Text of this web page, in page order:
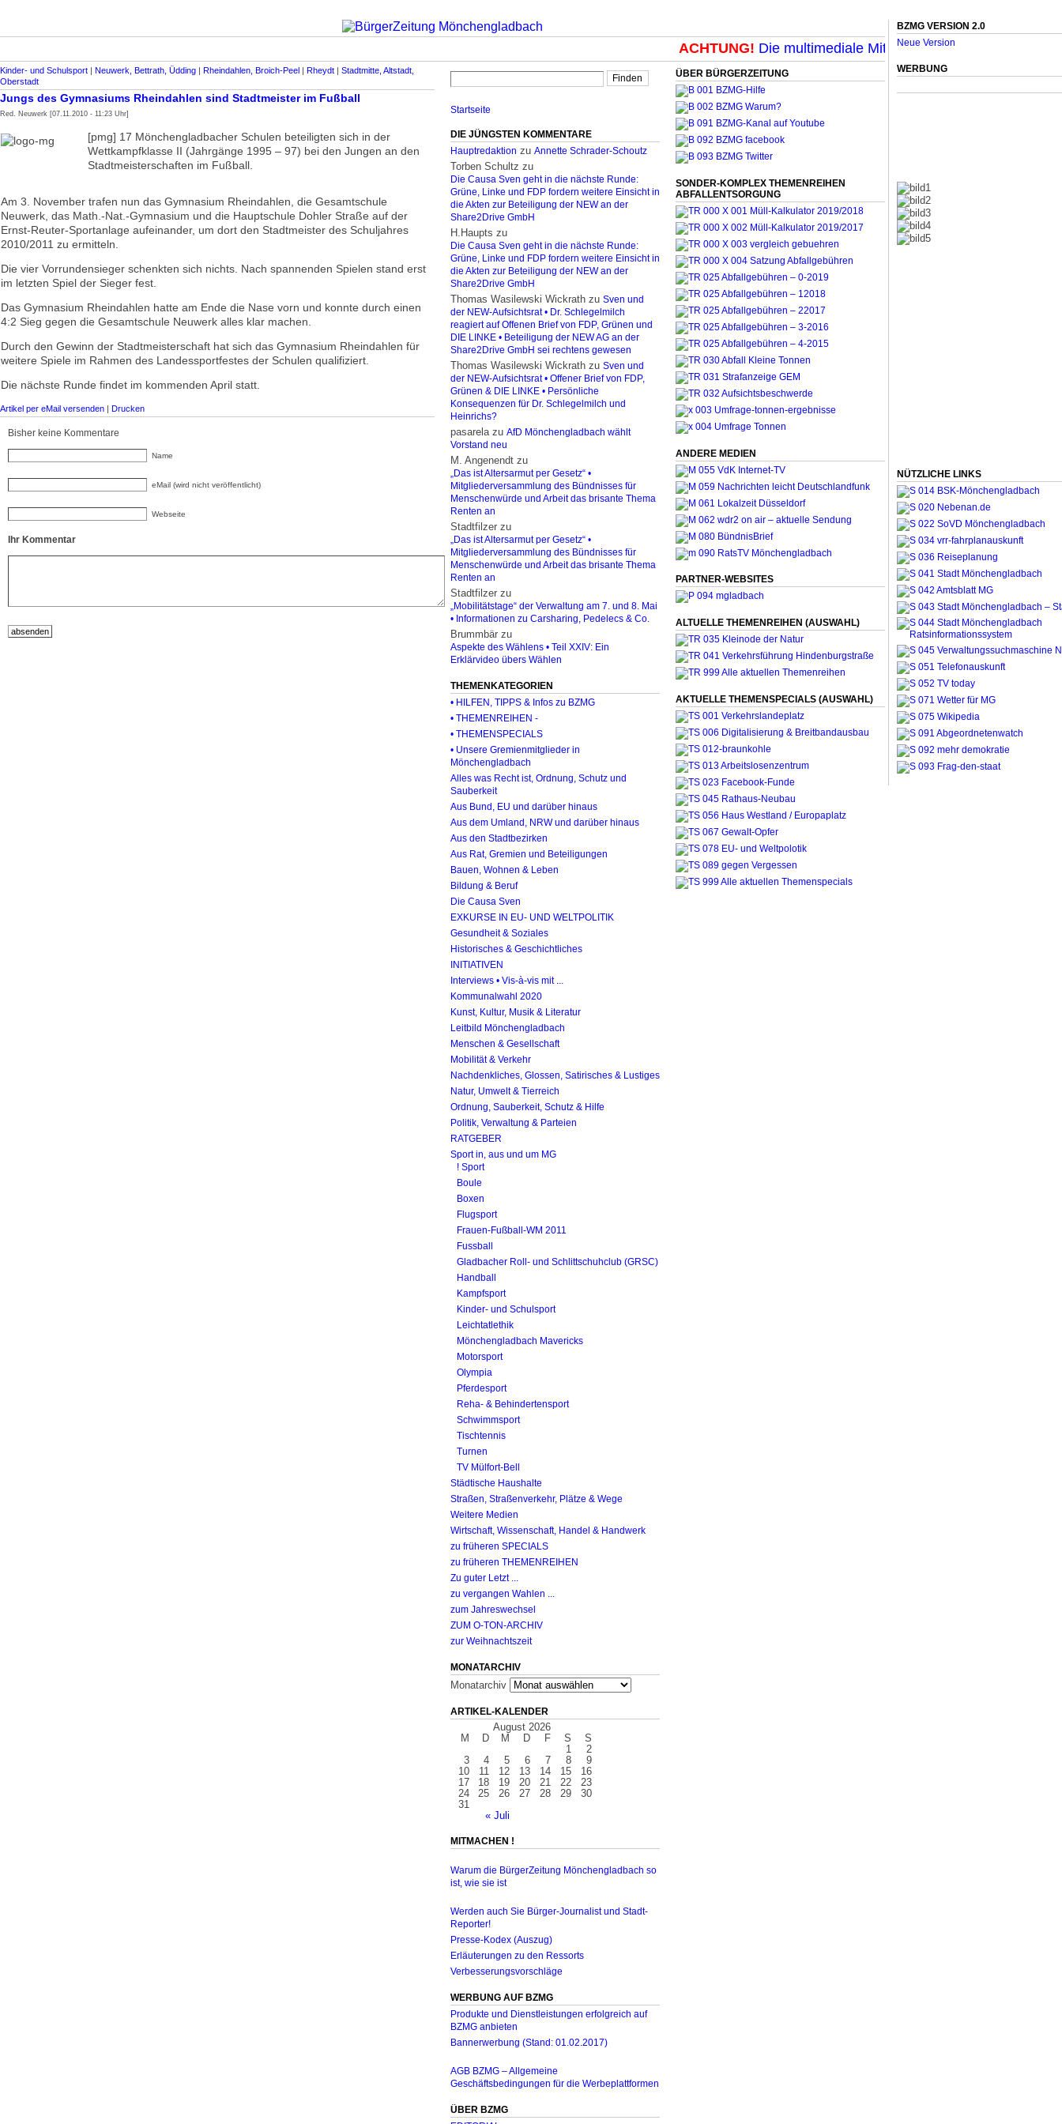
ACHTUNG!Die multimediale Mit-Mach-Zeitung für
Kinder- und Schulsport | Neuwerk, Bettrath, Üdding | Rheindahlen, Broich-Peel | Rheydt | Stadtmitte, Altstadt,
Oberstadt
Jungs des Gymnasiums Rheindahlen sind Stadtmeister im Fußball
Red. Neuwerk [07.11.2010 - 11:23 Uhr]
[pmg] 17 Mönchengladbacher Schulen beteiligten sich in der
Wettkampfklasse II (Jahrgänge 1995 – 97) bei den Jungen an den
Stadtmeisterschaften im Fußball.
Am 3. November trafen nun das Gymnasium Rheindahlen, die Gesamtschule
Neuwerk, das Math.-Nat.-Gymnasium und die Hauptschule Dohler Straße auf der
Ernst-Reuter-Sportanlage aufeinander, um dort den Stadtmeister des Schuljahres
2010/2011 zu ermitteln.
Die vier Vorrundensieger schenkten sich nichts. Nach spannenden Spielen stand erst
im letzten Spiel der Sieger fest.
Das Gymnasium Rheindahlen hatte am Ende die Nase vorn und konnte durch einen
4:2 Sieg gegen die Gesamtschule Neuwerk alles klar machen.
Durch den Gewinn der Stadtmeisterschaft hat sich das Gymnasium Rheindahlen für
weitere Spiele im Rahmen des Landessportfestes der Schulen qualifiziert.
Die nächste Runde findet im kommenden April statt.
Artikel per eMail versenden | Drucken
Bisher keine Kommentare
Name
eMail (wird nicht veröffentlicht)
Webseite
Ihr Kommentar
Startseite
DIE JÜNGSTEN KOMMENTARE
Hauptredaktion zu Annette Schrader-Schoutz
Torben Schultz zu
Die Causa Sven geht in die nächste Runde:
Grüne, Linke und FDP fordern weitere Einsicht in
die Akten zur Beteiligung der NEW an der
Share2Drive GmbH
H.Haupts zu
Die Causa Sven geht in die nächste Runde:
Grüne, Linke und FDP fordern weitere Einsicht in
die Akten zur Beteiligung der NEW an der
Share2Drive GmbH
Thomas Wasilewski Wickrath zu Sven und
der NEW-Aufsichtsrat • Dr. Schlegelmilch
reagiert auf Offenen Brief von FDP, Grünen und
DIE LINKE • Beteiligung der NEW AG an der
Share2Drive GmbH sei rechtens gewesen
Thomas Wasilewski Wickrath zu Sven und
der NEW-Aufsichtsrat • Offener Brief von FDP,
Grünen & DIE LINKE • Persönliche
Konsequenzen für Dr. Schlegelmilch und
Heinrichs?
pasarelazu AfD Mönchengladbach wählt
Vorstand neu
M. Angenendt zu
„Das ist Altersarmut per Gesetz“ •
Mitgliederversammlung des Bündnisses für
Menschenwürde und Arbeit das brisante Thema
Renten an
Stadtfilzer zu
„Das ist Altersarmut per Gesetz“ •
Mitgliederversammlung des Bündnisses für
Menschenwürde und Arbeit das brisante Thema
Renten an
Stadtfilzer zu
„Mobilitätstage“ der Verwaltung am 7. und 8. Mai
• Informationen zu Carsharing, Pedelecs & Co.
Brummbär zu
Aspekte des Wählens • Teil XXIV: Ein
Erklärvideo übers Wählen
THEMENKATEGORIEN
• HILFEN, TIPPS & Infos zu BZMG
• THEMENREIHEN -
• THEMENSPECIALS
• Unsere Gremienmitglieder in
Mönchengladbach
Alles was Recht ist, Ordnung, Schutz und
Sauberkeit
Aus Bund, EU und darüber hinaus
Aus dem Umland, NRW und darüber hinaus
Aus den Stadtbezirken
Aus Rat, Gremien und Beteiligungen
Bauen, Wohnen & Leben
Bildung & Beruf
Die Causa Sven
EXKURSE IN EU- UND WELTPOLITIK
Gesundheit & Soziales
Historisches & Geschichtliches
INITIATIVEN
Interviews • Vis-à-vis mit ...
Kommunalwahl 2020
Kunst, Kultur, Musik & Literatur
Leitbild Mönchengladbach
Menschen & Gesellschaft
Mobilität & Verkehr
Nachdenkliches, Glossen, Satirisches & Lustiges
Natur, Umwelt & Tierreich
Ordnung, Sauberkeit, Schutz & Hilfe
Politik, Verwaltung & Parteien
RATGEBER
Sport in, aus und um MG
! Sport
Boule
Boxen
Flugsport
Frauen-Fußball-WM 2011
Fussball
Gladbacher Roll- und Schlittschuhclub (GRSC)
Handball
Kampfsport
Kinder- und Schulsport
Leichtatlethik
Mönchengladbach Mavericks
Motorsport
Olympia
Pferdesport
Reha- & Behindertensport
Schwimmsport
Tischtennis
Turnen
TV Mülfort-Bell
Städtische Haushalte
Straßen, Straßenverkehr, Plätze & Wege
Weitere Medien
Wirtschaft, Wissenschaft, Handel & Handwerk
zu früheren SPECIALS
zu früheren THEMENREIHEN
Zu guter Letzt ...
zu vergangen Wahlen ...
zum Jahreswechsel
ZUM O-TON-ARCHIV
zur Weihnachtszeit
MONATARCHIV
Monatarchiv
ARTIKEL-KALENDER
August 2026
M
D M D F S S
« Juli
1
2
3
4 5 6 7 8
9
10
11 12 13 14 15
16
17
18 19 20 21 22
23
24
25 26 27 28 29
30
31
MITMACHEN !
Warum die BürgerZeitung Mönchengladbach so
ist, wie sie ist
Werden auch Sie Bürger-Journalist und Stadt-
Reporter!
Presse-Kodex (Auszug)
Erläuterungen zu den Ressorts
Verbesserungsvorschläge
WERBUNG AUF BZMG
Produkte und Dienstleistungen erfolgreich auf
BZMG anbieten
Bannerwerbung (Stand: 01.02.2017)
AGB BZMG – Allgemeine
Geschäftsbedingungen für die Werbeplattformen
ÜBER BZMG
ÜBER BÜRGERZEITUNG
SONDER-KOMPLEX THEMENREIHEN
ABFALLENTSORGUNG
ANDERE MEDIEN
PARTNER-WEBSITES
ALTUELLE THEMENREIHEN (AUSWAHL)
AKTUELLE THEMENSPECIALS (AUSWAHL)
BZMG VERSION 2.0
Neue Version
WERBUNG
NÜTZLICHE LINKS